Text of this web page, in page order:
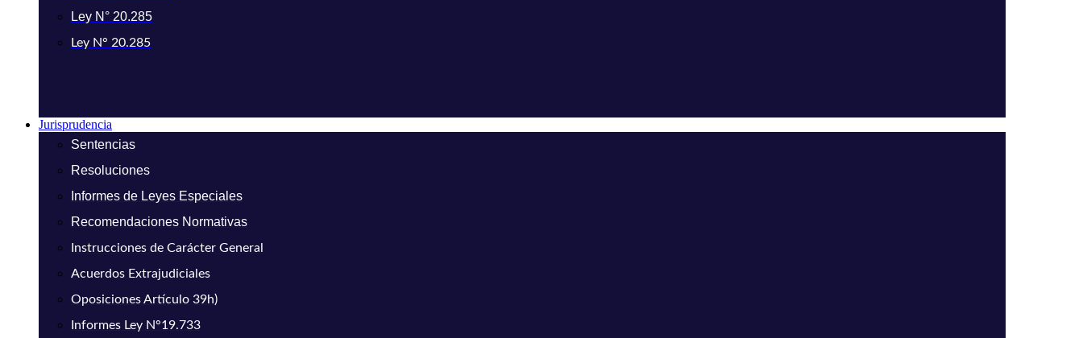
Ley N° 20.285
Ley N° 20.285
Jurisprudencia
Sentencias
Resoluciones
Informes de Leyes Especiales
Recomendaciones Normativas
Instrucciones de Carácter General
Acuerdos Extrajudiciales
Oposiciones Artículo 39h)
Informes Ley N°19.733